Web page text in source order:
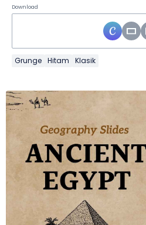
Download
Grunge Hitam Klasik